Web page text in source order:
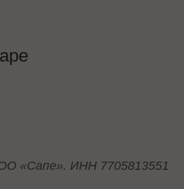
«Сапе». ИНН 7705813551